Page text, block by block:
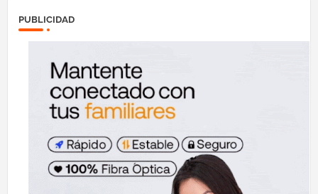
PUBLICIDAD